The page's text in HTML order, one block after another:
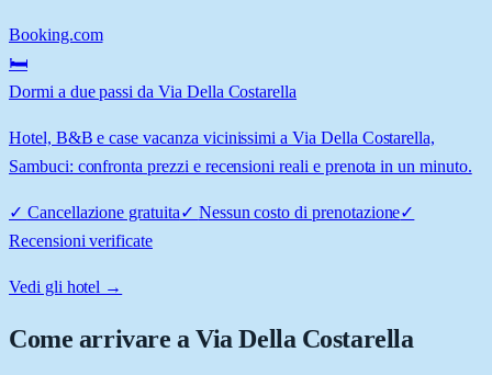
Booking.com
🛏️
Dormi a due passi da Via Della Costarella
Hotel, B&B e case vacanza vicinissimi a Via Della Costarella,
Sambuci: confronta prezzi e recensioni reali e prenota in un minuto.
✓ Cancellazione gratuita✓ Nessun costo di prenotazione✓
Recensioni verificate
Vedi gli hotel →
Come arrivare aVia Della Costarella